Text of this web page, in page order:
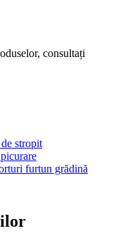
consultați
stropit
furtun grădină